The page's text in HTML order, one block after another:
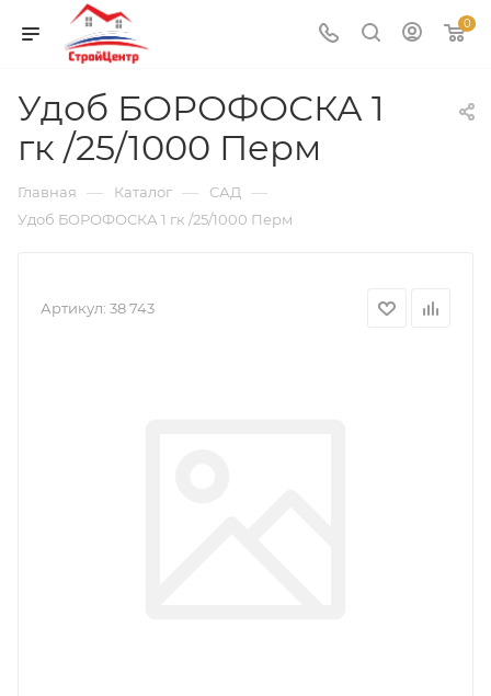
0
Удоб БОРОФОСКА 1
гк /25/1000 Перм
Главная — Каталог — САД —
Удоб БОРОФОСКА 1 гк /25/1000 Перм
Артикул: 38 743